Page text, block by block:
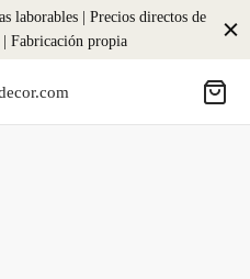
laborables | Precios directos de
Fabricación propia